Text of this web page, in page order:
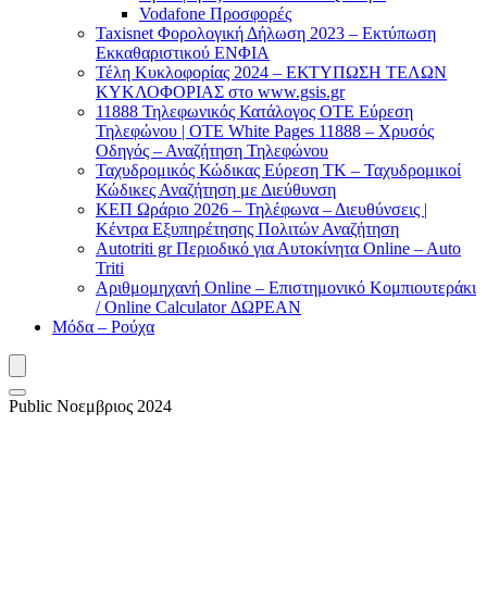
Vodafone Προσφορές
Taxisnet Φορολογική Δήλωση 2023 – Εκτύπωση
Εκκαθαριστικού EΝΦΙΑ
Τέλη Kυκλοφορίας 2024 – ΕΚΤΥΠΩΣΗ ΤΕΛΩΝ
ΚΥΚΛΟΦΟΡΙΑΣ στο www.gsis.gr
11888 Τηλεφωνικός Κατάλογος ΟΤΕ Εύρεση
Τηλεφώνου | OTE White Pages 11888 – Χρυσός
Οδηγός – Αναζήτηση Τηλεφώνου
Ταχυδρομικός Κώδικας Εύρεση ΤΚ – Ταχυδρομικοί
Κώδικες Αναζήτηση με Διεύθυνση
ΚΕΠ Ωράριο 2026 – Τηλέφωνα – Διευθύνσεις |
Κέντρα Εξυπηρέτησης Πολιτών Αναζήτηση
Autotriti gr Περιοδικό για Αυτοκίνητα Online – Auto
Triti
Αριθμομηχανή Online – Επιστημονικό Κομπιουτεράκι
/ Online Calculator ΔΩΡΕΑΝ
Μόδα – Ρούχα
Public Νοεμβριος 2024